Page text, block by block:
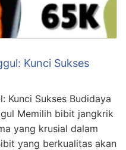
Kunci Sukses
Kunci Sukses Budidaya
Memilih bibit jangkrik
yang krusial dalam
yang berkualitas akan